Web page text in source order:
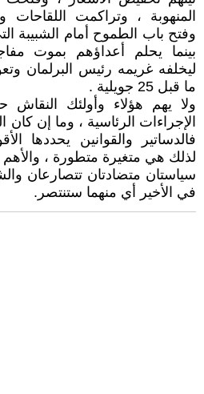
المنهوبة ، وتراكمت
وفتح باب الطموح أمام الشبيبة
بينما يحلم أعداؤهم بموت
ليخلفه غريمه رئيس البرلمان
ما قبل 25 جويلية .
ولا يهم هؤلاء وأولئك النقاش
الإجراءات الرئاسية ، وما إن كان
فالدساتير والقوانين يحددها
لذلك هي متغيرة متطورة ،
سياستان متضادتان تتصارعان
في الأخير أي منهما ستنتصر.